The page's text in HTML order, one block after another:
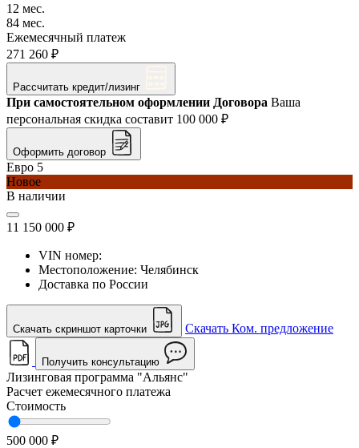
12 мес.
84 мес.
Ежемесячный платеж
271 260 ₽
Рассчитать кредит/лизинг
При самостоятельном оформлении Договора Ваша
персональная скидка составит 100 000 ₽
Оформить договор
Евро 5
Новое
В наличии
11 150 000 ₽
VIN номер:
Местоположение: Челябинск
Доставка по России
Скачать скриншот карточки Скачать Ком. предложение
Получить консультацию
Лизинговая программа "Альянс"
Расчет ежемесячного платежа
Стоимость
500 000 ₽